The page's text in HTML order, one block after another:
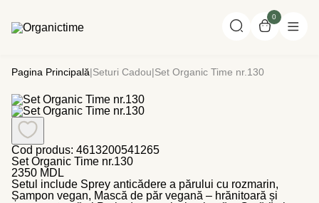
0
Pagina Principală|Seturi Cadou|Set Organic Time nr.130
Cod produs: 4613200541265
Set Organic Time nr.130
2350 MDL
Setul include Sprey anticădere a părului cu rozmarin,
Șampon vegan, Mască de păr vegană – hrănitoară și